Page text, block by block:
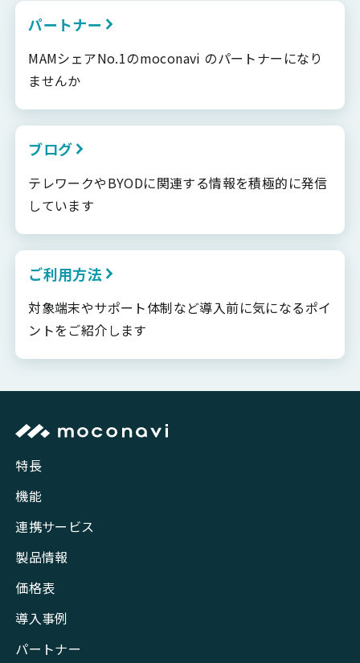
パートナー
MAMシェアNo.1のmoconavi のパートナーになり
ませんか
ブログ
テレワークやBYODに関連する情報を積極的に発信
しています
ご利用方法
対象端末やサポート体制など導入前に気になるポイ
ントをご紹介します
特長
機能
連携サービス
製品情報
価格表
導入事例
パートナー